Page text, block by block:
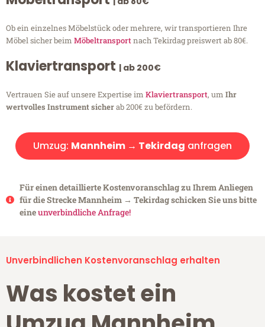
Ob ein einzelnes Möbelstück oder mehrere, wir transportieren Ihre
Möbel sicher beim Möbeltransportnach Tekirdag preiswert ab 80€.
Klaviertransport | ab 200€
Vertrauen Sie auf unsere Expertise im Klaviertransport, um Ihr
wertvolles Instrument sicherab 200€ zu befördern.
Umzug: Mannheim → Tekirdag anfragen
Für einen detaillierte Kostenvoranschlag zu Ihrem Anliegen
für die Strecke Mannheim → Tekirdag schicken Sie uns bitte
eineunverbindliche Anfrage!
Unverbindlichen Kostenvoranschlag erhalten
Was kostet ein